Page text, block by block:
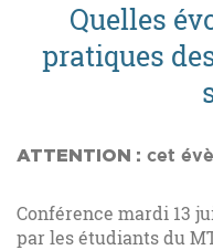
Quelles
pratiques
ATTENTION : cet
Conférence mardi 13
par les étudiants du